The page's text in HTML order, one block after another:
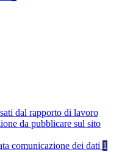
dal rapporto di lavoro
da pubblicare sul sito
comunicazione dei dati 1